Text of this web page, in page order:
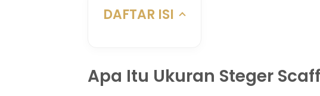
DAFTAR ISI
Apa Itu Ukuran Steger